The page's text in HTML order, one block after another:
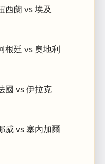
西蘭 vs 埃及
根廷 vs 奧地利
國 vs 伊拉克
威 vs 塞內加爾